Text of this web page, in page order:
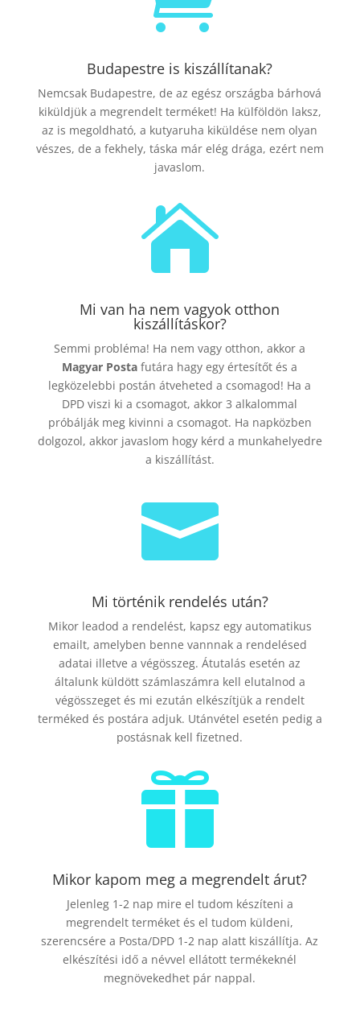
Budapestre is kiszállítanak?
Nemcsak Budapestre, de az egész országba bárhová
kiküldjük a megrendelt terméket! Ha külföldön laksz,
az is megoldható, a kutyaruha kiküldése nem olyan
vészes, de a fekhely, táska már elég drága, ezért nem
javaslom.

Mi van ha nem vagyok otthon
kiszállításkor?
Semmi probléma! Ha nem vagy otthon, akkor a
Magyar Postafutára hagy egy értesítőt és a
legközelebbi postán átveheted a csomagod! Ha a
DPD viszi ki a csomagot, akkor 3 alkalommal
próbálják meg kivinni a csomagot. Ha napközben
dolgozol, akkor javaslom hogy kérd a munkahelyedre
a kiszállítást.

Mi történik rendelés után?
Mikor leadod a rendelést, kapsz egy automatikus
emailt, amelyben benne vannnak a rendelésed
adatai illetve a végösszeg. Átutalás esetén az
általunk küldött számlaszámra kell elutalnod a
végösszeget és mi ezután elkészítjük a rendelt
terméked és postára adjuk. Utánvétel esetén pedig a
postásnak kell fizetned.

Mikor kapom meg a megrendelt árut?
Jelenleg 1-2 nap mire el tudom készíteni a
megrendelt terméket és el tudom küldeni,
szerencsére a Posta/DPD 1-2 nap alatt kiszállítja. Az
elkészítési idő a névvel ellátott termékeknél
megnövekedhet pár nappal.